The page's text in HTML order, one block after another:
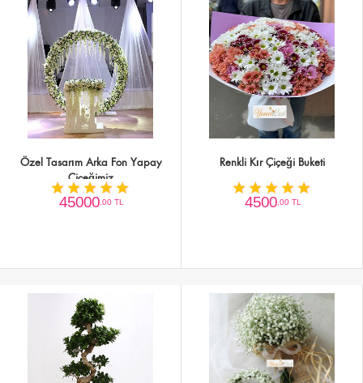
Özel Tasarım Arka Fon Yapay
Çiçeğimiz
45000,00 TL
Renkli Kır Çiçeği Buketi
4500,00 TL